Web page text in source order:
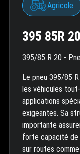
Agricole
395 85R 20
395/85 R 20 -
Le pneu 395/85
les véhicules
applications
exigeantes. Sa
importante
forte capacité de
sur routes